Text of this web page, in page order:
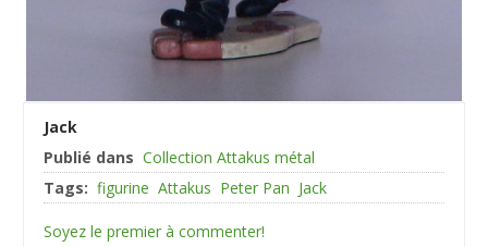
Jack
Publié dans Collection Attakus métal
Tags: figurine Attakus Peter Pan Jack
Soyez le premier à commenter!